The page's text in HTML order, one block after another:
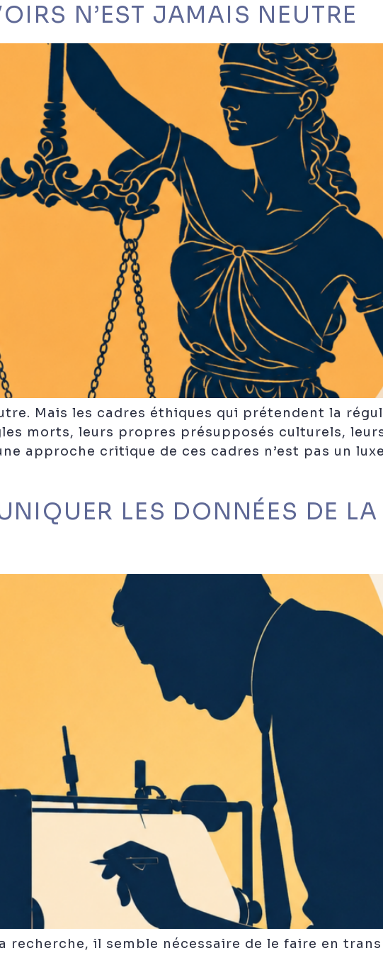
N’EST JAMAIS NEUTRE
Mais les cadres éthiques qui prétendent la
morts, leurs propres présupposés culturels,
approche critique de ces cadres n’est pas un luxe
LES DONNÉES DE LA
recherche, il semble nécessaire de le faire en